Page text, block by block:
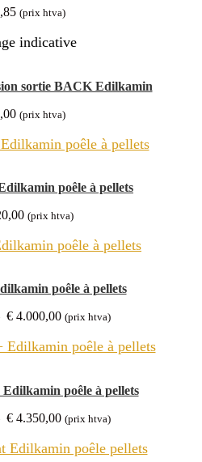
(prix htva)
sortie BACK Edilkamin
(prix htva)
poêle à pellets
(prix htva)
poêle à pellets
€4.000,00Plage
de
€ 3.800,00
(prix htva)
poêle à pellets
€4.350,00Plage
de
prix :
€ 4.150,00
(prix htva)